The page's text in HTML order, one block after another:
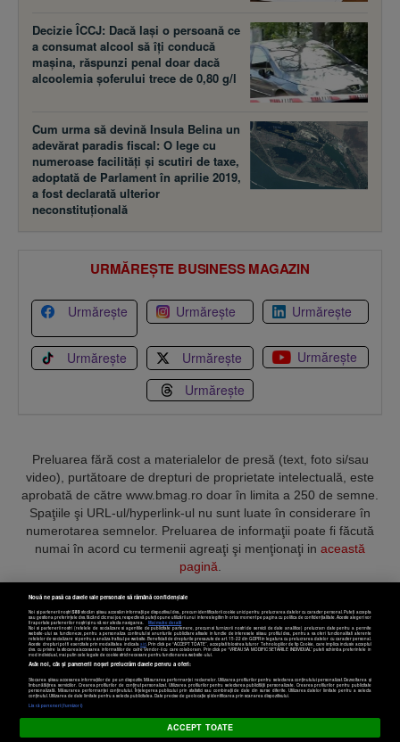
Decizie ÎCCJ: Dacă laşi o persoană ce
a consumat alcool să îţi conducă
maşina, răspunzi penal doar dacă
alcoolemia şoferului trece de 0,80 g/l
Cum urma să devină Insula Belina un
adevărat paradis fiscal: O lege cu
numeroase facilităţi şi scutiri de taxe,
adoptată de Parlament în aprilie 2019,
a fost declarată ulterior
neconstituţională
URMĂREȘTE BUSINESS MAGAZIN
Urmărește Urmărește Urmărește
Urmărește Urmărește
Urmărește
Urmărește
Preluarea fără cost a materialelor de presă (text, foto si/sau
video), purtătoare de drepturi de proprietate intelectuală, este
aprobată de către www.bmag.ro doar în limita a 250 de semne.
Spaţiile şi URL-ul/hyperlink-ul nu sunt luate în considerare în
numerotarea semnelor. Preluarea de informaţii poate fi făcută
numai în acord cu termenii agreaţi şi menţionaţi in această
pagină
Termeni și condiții Confidențialitate Cookies Contact
Copyright © 2025 BUSINESSMEX S.A.
Setări cookies
Nouă ne pasă ca datele tale personale să rămână confidențiale
Noi și partenerii noștri589stocăm și/sau accesăm informații pe dispozitivul dvs., precum identificatorii cookie unici pentru prelucrarea datelor cu caracter personal. Puteți accepta
sau gestiona preferințele dvs. făcând clic mai jos, respectiv vă puteți opune utilizării unui interes legitim în orice moment pe pagina cu politica de confidențialitate. Aceste alegeri vor
fi raportate partenerilor noștri și nu vă vor afecta navigarea.
Mai multe detalii
Noi si partenerii nostri (retelele de socializare si agentiile de publicitate partenere, precum si furnizorii nostri de servicii de date analitice) prelucram date pentru a permite
website-ului sa functioneze, pentru a personaliza continutul si anunturile publicitare afisate in functie de interesele si/sau profilul dvs., pentru a va oferi functionalitati aferente
retelelor de socializare si pentru a analiza traficul pe website. Beneficiati de drepturile prevazute de art. 15-22 din GDPR in legatura cu prelucrarea datelor cu caracter personal.
Aceste drepturi pot fi exercitate prin modalitatea indicataaici. Prin click pe “ACCEPT TOATE”, acceptati folosirea tuturor Tehnologiilor de tip Cookie, care implica inclusiv acceptul
dvs. cu privire la stocarea/accesarea informatiilor de catre Vendor-ii cu care colaboram. Prin click pe “VREAU SA MODIFIC SETARILE INDIVIDUAL” puteti schimba preferintele in
mod individual, mai putin cele legate de cookie strict necesare pentru functionarea website-ului.
Atât noi, cât și partenerii noștri prelucrăm datele pentru a oferi:
Stocarea și/sau accesarea informațiilor de pe un dispozitiv. Măsurarea performanței reclamelor. Utilizarea profilurilor pentru selectarea conținutului personalizat. Dezvoltarea și
îmbunătățirea serviciilor. Crearea profilurilor de conținut personalizat. Utilizarea profilurilor pentru selectarea publicității personalizate. Crearea profilurilor pentru publicitate
personalizată. Măsurarea performanței conținutului. Înțelegerea publicului prin statistici sau combinații de date din surse diferite. Utilizarea datelor limitate pentru a selecta
conținutul. Utilizarea de date limitate pentru a selecta publicitatea. Date precise de geolocație și identificarea prin scanarea dispozitivului.
Listă parteneri (furnizori)
ACCEPT TOATE